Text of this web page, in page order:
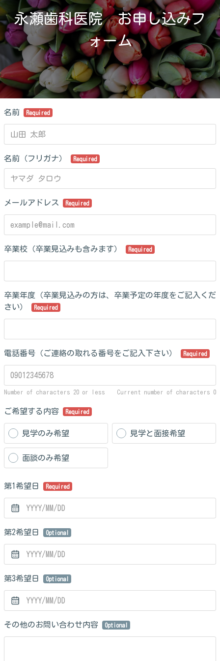
永瀬歯科医院　お申し込みフ
ォーム
名前 Required
名前（フリガナ） Required
メールアドレス Required
卒業校（卒業見込みも含みます） Required
卒業年度（卒業見込みの方は、卒業予定の年度をご記入くだ
さい）
Required
電話番号（ご連絡の取れる番号をご記入下さい） Required
Number of characters 20 or less Current number of characters 0
ご希望する内容 Required
見学のみ希望 見学と面接希望
面談のみ希望
第1希望日 Required
第2希望日 Optional
第3希望日 Optional
その他のお問い合わせ内容 Optional